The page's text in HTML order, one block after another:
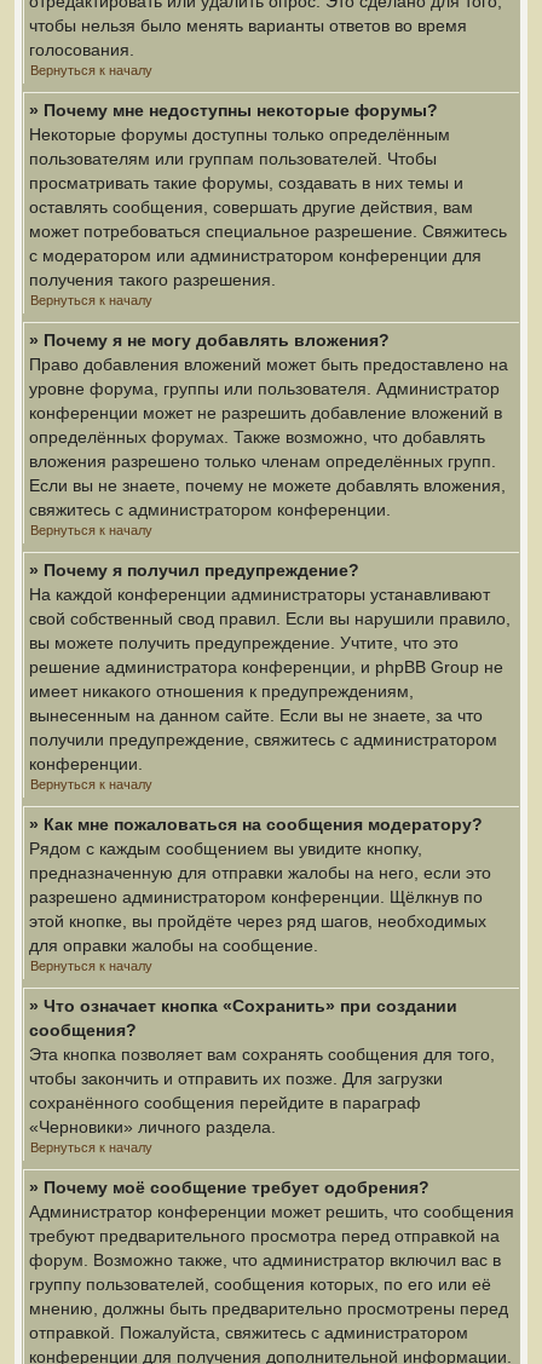
чтобы нельзя было менять варианты ответов во время
голосования.
Вернуться к началу
» Почему мне недоступны некоторые форумы?
Некоторые форумы доступны только определённым
пользователям или группам пользователей. Чтобы
просматривать такие форумы, создавать в них темы и
оставлять сообщения, совершать другие действия, вам
может потребоваться специальное разрешение. Свяжитесь
с модератором или администратором конференции для
получения такого разрешения.
Вернуться к началу
» Почему я не могу добавлять вложения?
Право добавления вложений может быть предоставлено на
уровне форума, группы или пользователя. Администратор
конференции может не разрешить добавление вложений в
определённых форумах. Также возможно, что добавлять
вложения разрешено только членам определённых групп.
Если вы не знаете, почему не можете добавлять вложения,
свяжитесь с администратором конференции.
Вернуться к началу
» Почему я получил предупреждение?
На каждой конференции администраторы устанавливают
свой собственный свод правил. Если вы нарушили правило,
вы можете получить предупреждение. Учтите, что это
решение администратора конференции, и phpBB Group не
имеет никакого отношения к предупреждениям,
вынесенным на данном сайте. Если вы не знаете, за что
получили предупреждение, свяжитесь с администратором
конференции.
Вернуться к началу
» Как мне пожаловаться на сообщения модератору?
Рядом с каждым сообщением вы увидите кнопку,
предназначенную для отправки жалобы на него, если это
разрешено администратором конференции. Щёлкнув по
этой кнопке, вы пройдёте через ряд шагов, необходимых
для оправки жалобы на сообщение.
Вернуться к началу
» Что означает кнопка «Сохранить» при создании
сообщения?
Эта кнопка позволяет вам сохранять сообщения для того,
чтобы закончить и отправить их позже. Для загрузки
сохранённого сообщения перейдите в параграф
«Черновики» личного раздела.
Вернуться к началу
» Почему моё сообщение требует одобрения?
Администратор конференции может решить, что сообщения
требуют предварительного просмотра перед отправкой на
форум. Возможно также, что администратор включил вас в
группу пользователей, сообщения которых, по его или её
мнению, должны быть предварительно просмотрены перед
отправкой. Пожалуйста, свяжитесь с администратором
конференции для получения дополнительной информации.